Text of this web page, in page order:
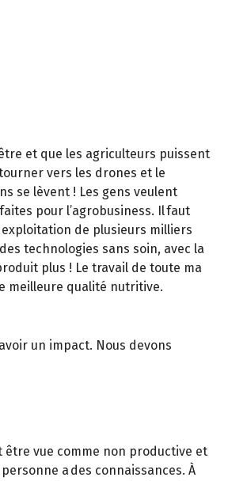
et que les agriculteurs puissent
vers les drones et le
se lèvent ! Les gens veulent
pour l’agrobusiness. Il faut
exploitation de plusieurs milliers
technologies sans soin, avec la
plus ! Le travail de toute ma
meilleure qualité nutritive.
un impact. Nous devons
être vue comme non productive et
a des connaissances. À